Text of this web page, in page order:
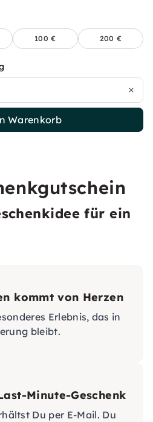
100 € 200 €
Warenkorb
für ein
kommt von Herzen
Erlebnis, das in
bleibt.
Minute-Geschenk
Du per E-Mail. Du